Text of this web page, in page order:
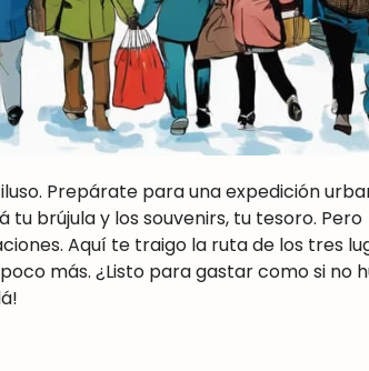
Prepárate para una expedición
tu brújula y los souvenirs, tu tesoro. Pero
Aquí te traigo la ruta de los tres
más. ¿Listo para gastar como si no